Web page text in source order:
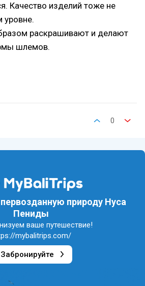
Качество изделий тоже не
уровне.
раскрашивают и делают
шлемов.
0
природу Нуса
Пениды
ваше путешествие!
mybalitrips.com/
Забронируйте